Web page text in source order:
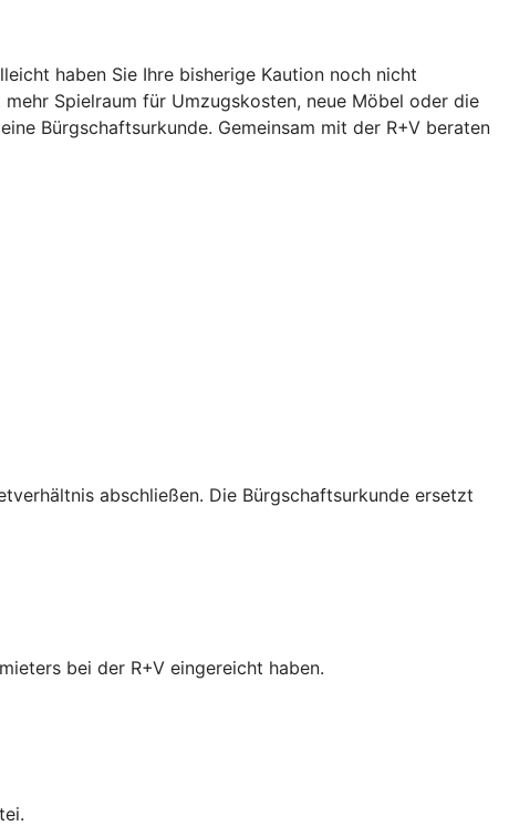
haben Sie Ihre bisherige Kaution noch nicht
Spielraum für Umzugskosten, neue Möbel oder die
Bürgschaftsurkunde. Gemeinsam mit der R+V beraten
abschließen. Die Bürgschaftsurkunde ersetzt
bei der R+V eingereicht haben.